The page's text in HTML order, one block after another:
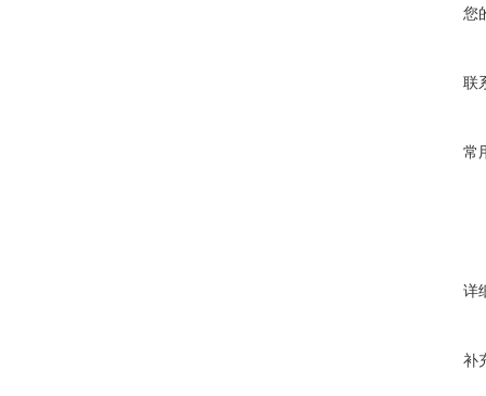
您
联
常
详
补